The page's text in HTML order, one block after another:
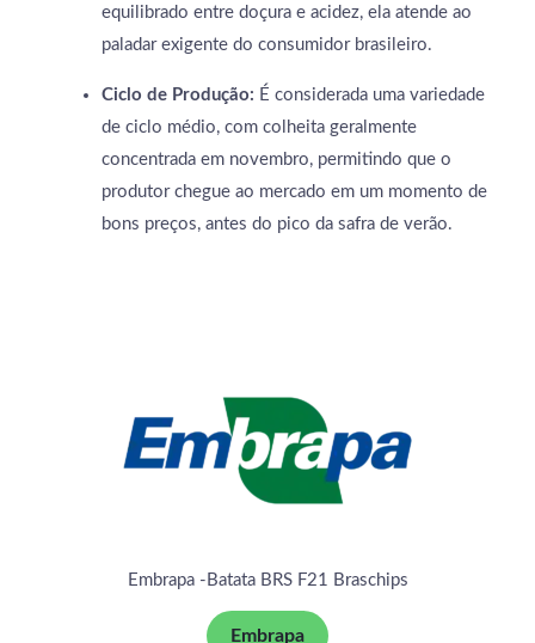
equilibrado entre doçura e acidez, ela atende ao
paladar exigente do consumidor brasileiro.
Ciclo de Produção: É considerada uma variedade
de ciclo médio, com colheita geralmente
concentrada em novembro, permitindo que o
produtor chegue ao mercado em um momento de
bons preços, antes do pico da safra de verão.
Embrapa -Batata BRS F21 Braschips
Embrapa